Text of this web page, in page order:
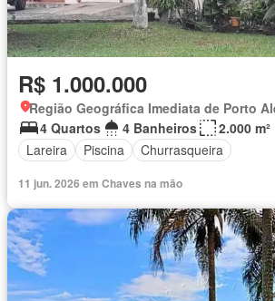
R$ 1.000.000
4 Quartos
4 Banheiros
2.000 m²
Lareira
Piscina Churrasqueira
11 jun. 2026 em Chaves na mão